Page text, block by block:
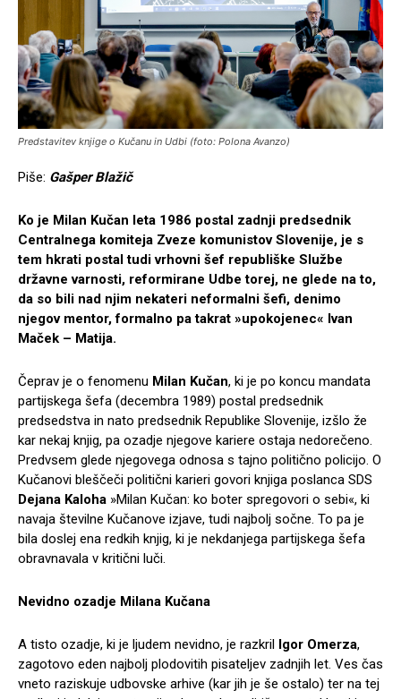
Predstavitev knjige o Kučanu in Udbi (foto: Polona Avanzo)
Piše: Gašper Blažič
Ko je Milan Kučan leta 1986 postal zadnji predsednik
Centralnega komiteja Zveze komunistov Slovenije, je s
tem hkrati postal tudi vrhovni šef republiške Službe
državne varnosti, reformirane Udbe torej, ne glede na to,
da so bili nad njim nekateri neformalni šefi, denimo
njegov mentor, formalno pa takrat »upokojenec« Ivan
Maček – Matija.
Čeprav je o fenomenu Milan Kučan, ki je po koncu mandata
partijskega šefa (decembra 1989) postal predsednik
predsedstva in nato predsednik Republike Slovenije, izšlo že
kar nekaj knjig, pa ozadje njegove kariere ostaja nedorečeno.
Predvsem glede njegovega odnosa s tajno politično policijo. O
Kučanovi bleščeči politični karieri govori knjiga poslanca SDS
Dejana Kaloha »Milan Kučan: ko boter spregovori o sebi«, ki
navaja številne Kučanove izjave, tudi najbolj sočne. To pa je
bila doslej ena redkih knjig, ki je nekdanjega partijskega šefa
obravnavala v kritični luči.
Nevidno ozadje Milana Kučana
A tisto ozadje, ki je ljudem nevidno, je razkril Igor Omerza,
zagotovo eden najbolj plodovitih pisateljev zadnjih let. Ves čas
vneto raziskuje udbovske arhive (kar jih je še ostalo) ter na tej